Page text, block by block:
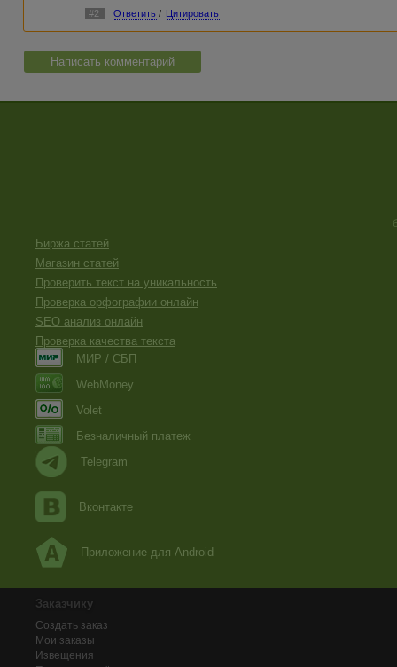
#2 Ответить / Цитировать
Написать комментарий
Биржа статей
Магазин статей
Проверить текст на уникальность
Проверка орфографии онлайн
SEO анализ онлайн
Проверка качества текста
МИР / СБП
WebMoney
Volet
Безналичный платеж
Telegram
Вконтакте
Приложение для Android
Заказчику
Создать заказ
Мои заказы
Извещения